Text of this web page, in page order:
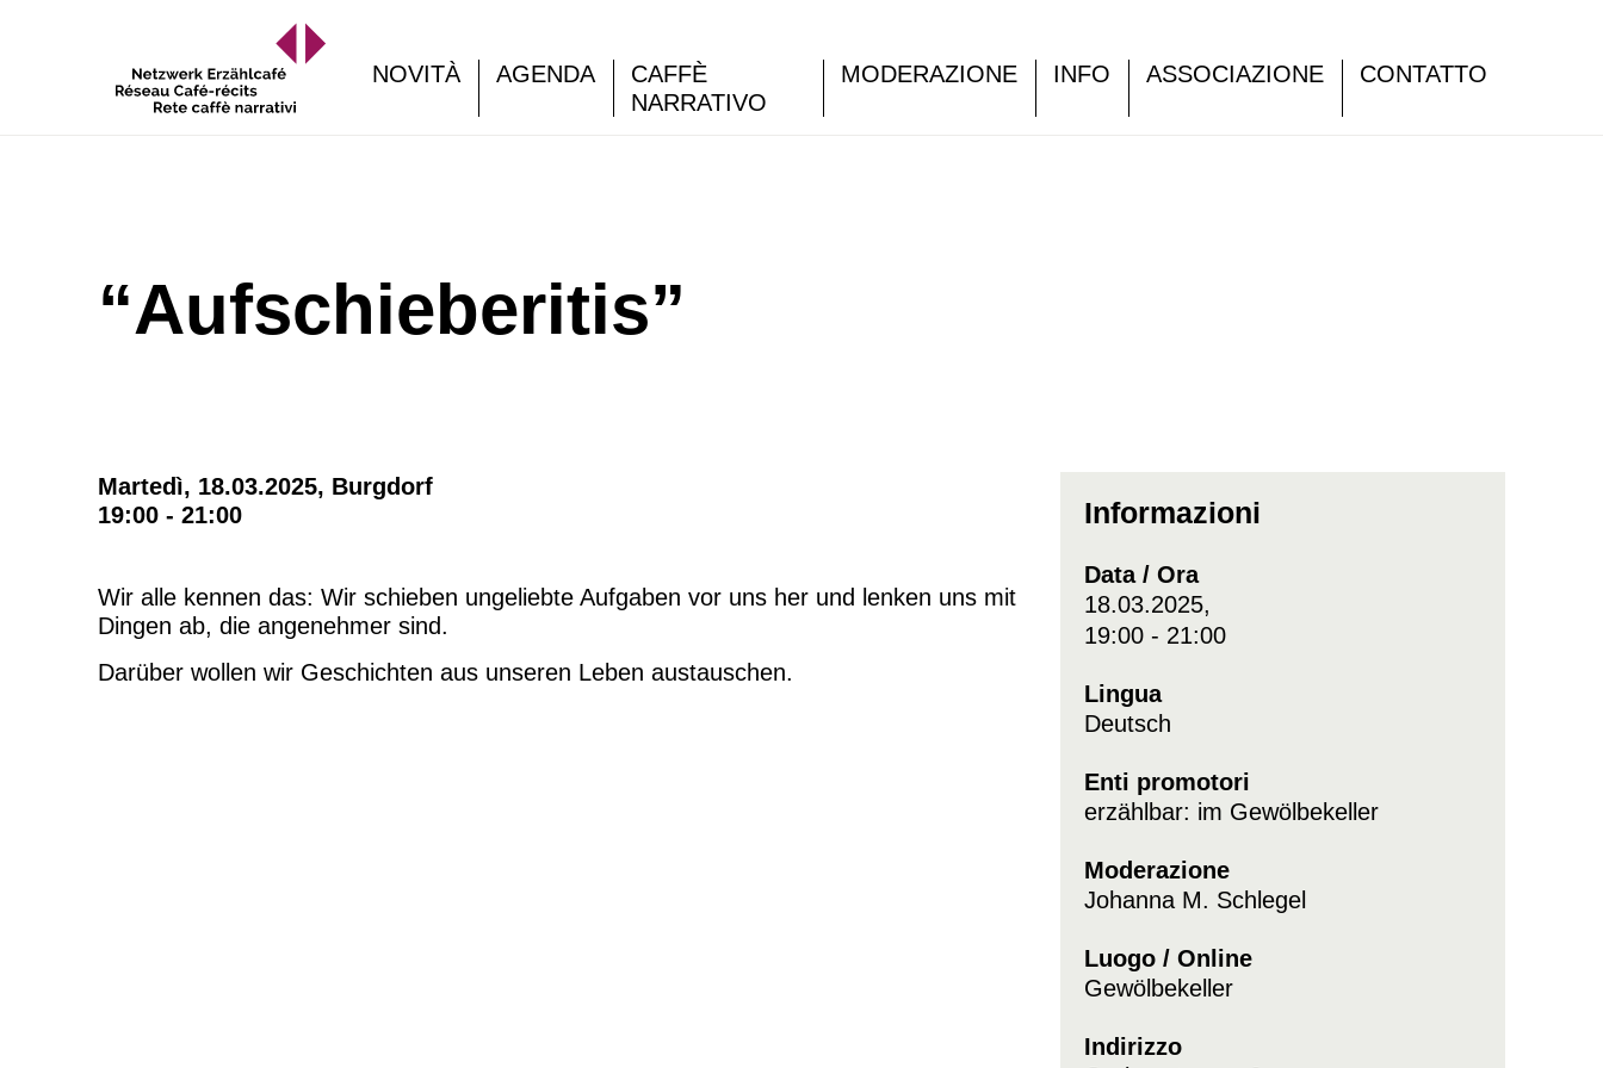
NOVITÀ AGENDA
CAFFÈ
NARRATIVO
MODERAZIONE INFO ASSOCIAZIONE CONTATTO
“Aufschieberitis”
Martedì, 18.03.2025, Burgdorf
19:00 - 21:00
Wir alle kennen das: Wir schieben ungeliebte Aufgaben vor uns her und lenken uns mit
Dingen ab, die angenehmer sind.
Darüber wollen wir Geschichten aus unseren Leben austauschen.
Informazioni
Data / Ora
18.03.2025,
19:00 - 21:00
Lingua
Deutsch
Enti promotori
erzählbar: im Gewölbekeller
Moderazione
Johanna M. Schlegel
Luogo / Online
Gewölbekeller
Indirizzo